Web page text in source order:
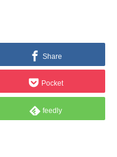
Share
Pocket
feedly